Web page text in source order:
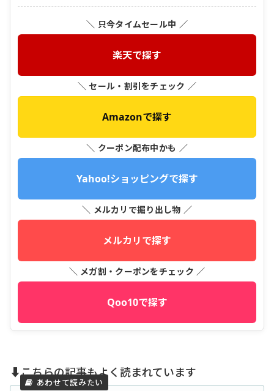
＼ 只今タイムセール中 ／
楽天で探す
＼ セール・割引をチェック ／
Amazonで探す
＼ クーポン配布中かも ／
Yahoo!ショッピングで探す
＼ メルカリで掘り出し物 ／
メルカリで探す
＼ メガ割・クーポンをチェック ／
Qoo10で探す
⬇️こちらの記事もよく読まれています